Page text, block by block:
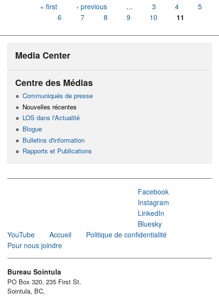
« first ‹ previous … 3 4
5
6
7 8 9 10 11
Media Center
Centre des Médias
Communiqués de presse
Nouvelles récentes
LOS dans l'Actualité
Blogue
Bulletins d'information
Rapports et Publications
Facebook
Instagram
LinkedIn
Bluesky
YouTube
Accueil
Politique de confidentialité
Pour nous joindre
Bureau Sointula
PO Box 320, 235 First St.
Sointula, BC,